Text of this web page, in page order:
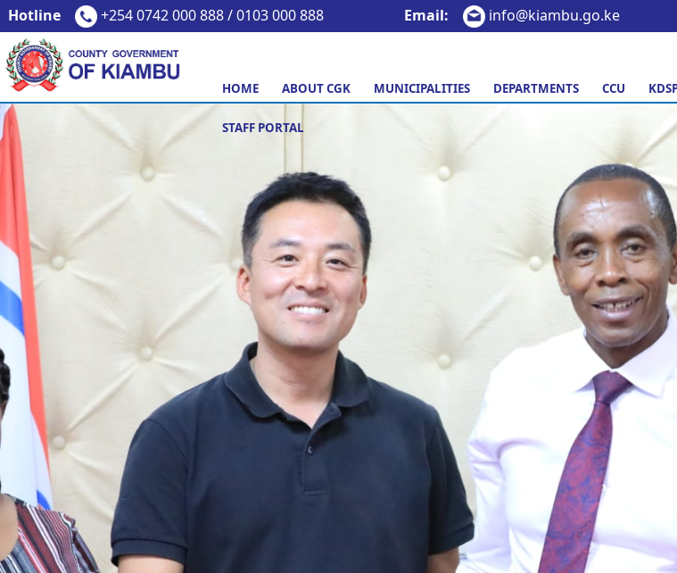
Hotline +254 0742 000 888 / 0103 000 888 Email: info@kiambu.go.ke
HOME ABOUT CGK MUNICIPALITIES DEPARTMENTS CCU
STAFF PORTAL